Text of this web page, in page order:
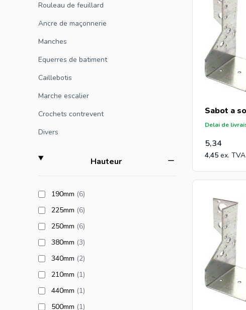
Rouleau de feuillard
Ancre de maçonnerie
Manches
Equerres de batiment
Caillebotis
Marche escalier
Crochets contrevent
Divers
Hauteurfilter
190mm (6products available
)
225mm (6products available
)
250mm (6products available
)
380mm (3products available
)
340mm (2products available
)
210mm (1products available
)
440mm (1products available
)
500mm (1products available
)
Sabot a
Delai de
5,34
4,45